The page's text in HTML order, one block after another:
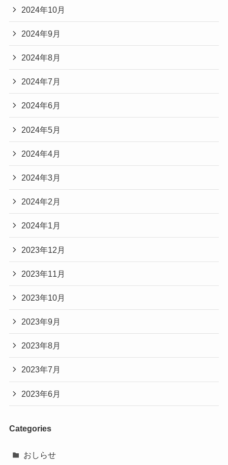
2024年10月
2024年9月
2024年8月
2024年7月
2024年6月
2024年5月
2024年4月
2024年3月
2024年2月
2024年1月
2023年12月
2023年11月
2023年10月
2023年9月
2023年8月
2023年7月
2023年6月
Categories
おしらせ